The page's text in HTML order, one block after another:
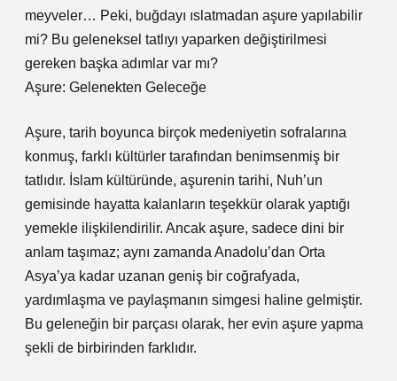
meyveler… Peki, buğdayı ıslatmadan aşure yapılabilir
mi? Bu geleneksel tatlıyı yaparken değiştirilmesi
gereken başka adımlar var mı?
Aşure: Gelenekten Geleceğe
Aşure, tarih boyunca birçok medeniyetin sofralarına
konmuş, farklı kültürler tarafından benimsenmiş bir
tatlıdır. İslam kültüründe, aşurenin tarihi, Nuh’un
gemisinde hayatta kalanların teşekkür olarak yaptığı
yemekle ilişkilendirilir. Ancak aşure, sadece dini bir
anlam taşımaz; aynı zamanda Anadolu’dan Orta
Asya’ya kadar uzanan geniş bir coğrafyada,
yardımlaşma ve paylaşmanın simgesi haline gelmiştir.
Bu geleneğin bir parçası olarak, her evin aşure yapma
şekli de birbirinden farklıdır.